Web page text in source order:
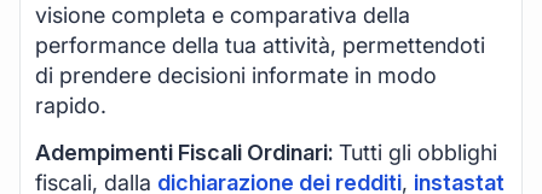
visione completa e comparativa della
performance della tua attività, permettendoti
di prendere decisioni informate in modo
rapido.
Adempimenti Fiscali Ordinari: Tutti gli obblighi
fiscali, dalla dichiarazione dei redditi, instastat